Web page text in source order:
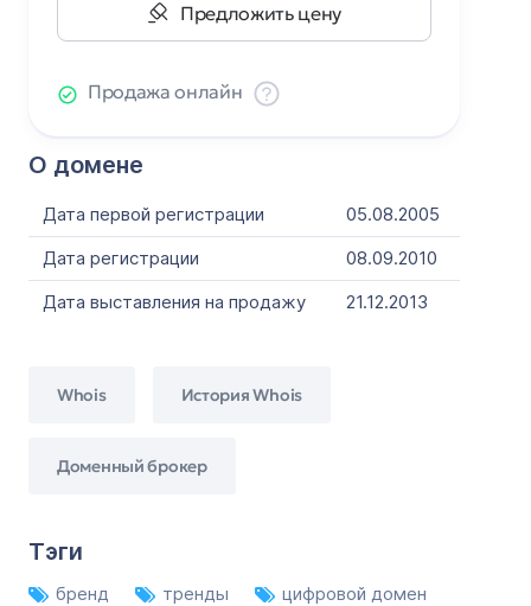
О домене
Дата первой регистрации
05.08.2005
Дата регистрации
08.09.2010
Дата выставления на продажу
21.12.2013
Whois История Whois
Доменный брокер
Тэги
бренд тренды цифровой домен
Предложить цену
Продажа онлайн